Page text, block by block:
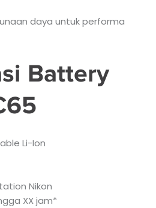
daya untuk performa
Battery
Li-Ion
Nikon
XX jam*